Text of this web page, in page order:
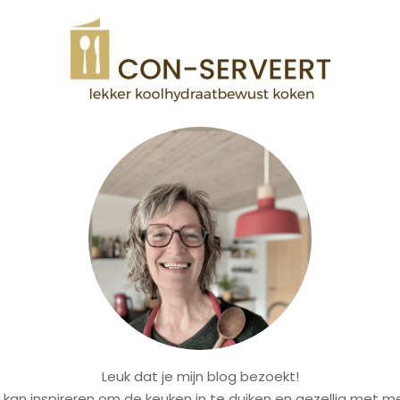
Leuk dat je mijn blog bezoekt!